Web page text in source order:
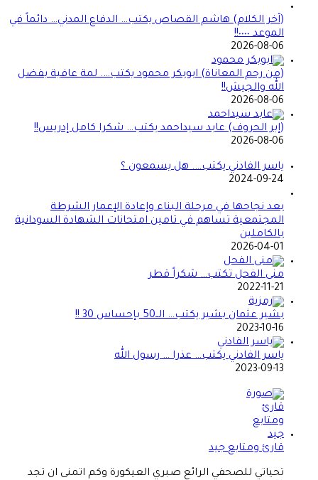
(آخر الكلام) هاشم القصاص يكتب… الدفاع المدني… دائماً في
الموعد ٠٠٠٠!!
2026-08-06
(من رحم المعاناة) ابوبكر محمود يكتب…. لمة عافية بفضل
الله والجيش!!
2026-08-06
(إبر الحروف) عابد سيداحمد يكتب… شكرا كامل إدريس!!
2026-08-06
ياسر الفادني يكتب…. هل يسمعون ؟
2024-09-24
بعد نجاحها في مرحلة البناء وإعادة الإعمار الشرطة
المجتمعية تساهم في تامين امتحانات الشهادة السودانية
بالكاملين
2026-04-01
منى الفحل تكتب… شكراً قطر
2022-11-21
بشير عثمان بشير يكتب… الــ50 بإحساس 30 !!
2023-10-16
ياسر الفادني يكتب… عذرا … رسول الله
2023-09-13
قارئ ومتابع جيد
تحياتي للصحفي الرائع صبري العيكورة وكم اتمنى ان تجد